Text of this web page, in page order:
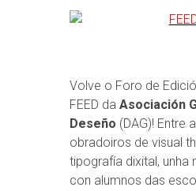
Volve o Foro de
FEED da Asociación
Deseño (DAG)! Entre
obradoiros de visual
tipografía dixital, unha
con alumnos das